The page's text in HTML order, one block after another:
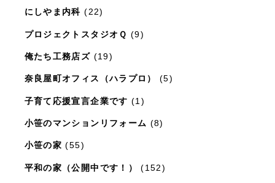
にしやま内科 (22)
プロジェクトスタジオＱ (9)
俺たち工務店ズ (19)
奈良屋町オフィス（ハラプロ） (5)
子育て応援宣言企業です (1)
小笹のマンションリフォーム (8)
小笹の家 (55)
平和の家（公開中です！） (152)